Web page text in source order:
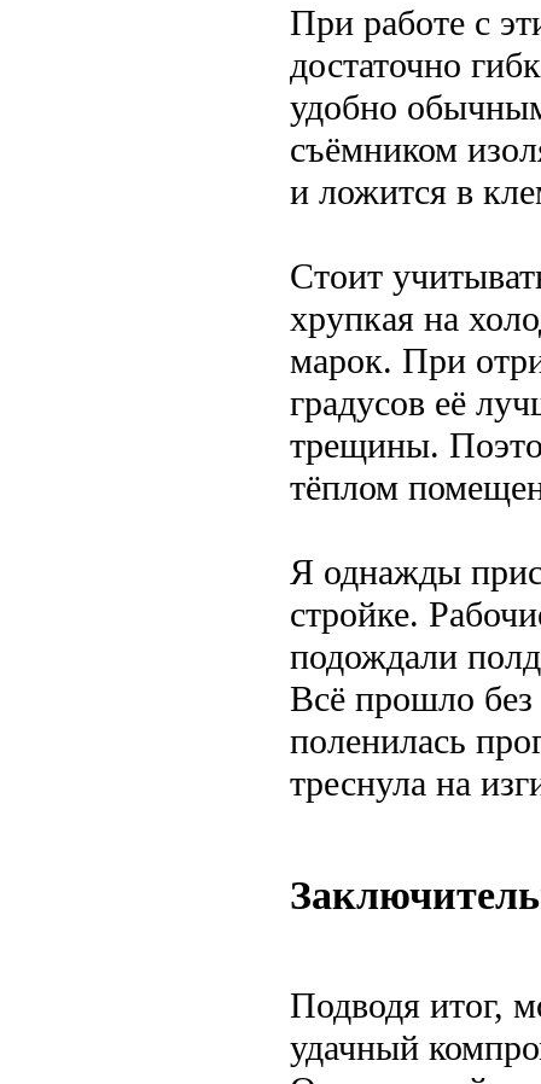
При работе с
достаточно
удобно
съёмником
и ложится в
Стоит
хрупкая на
марок. При
градусов её
трещины.
тёплом
Я однажды
стройке.
подождали
Всё прошло без
поленилась
треснула на
Подводя итог,
удачный